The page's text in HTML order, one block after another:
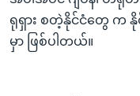
ရုရှား စတဲ့နိုင်ငံတွေ က နို
မှာ ဖြစ်ပါတယ်။